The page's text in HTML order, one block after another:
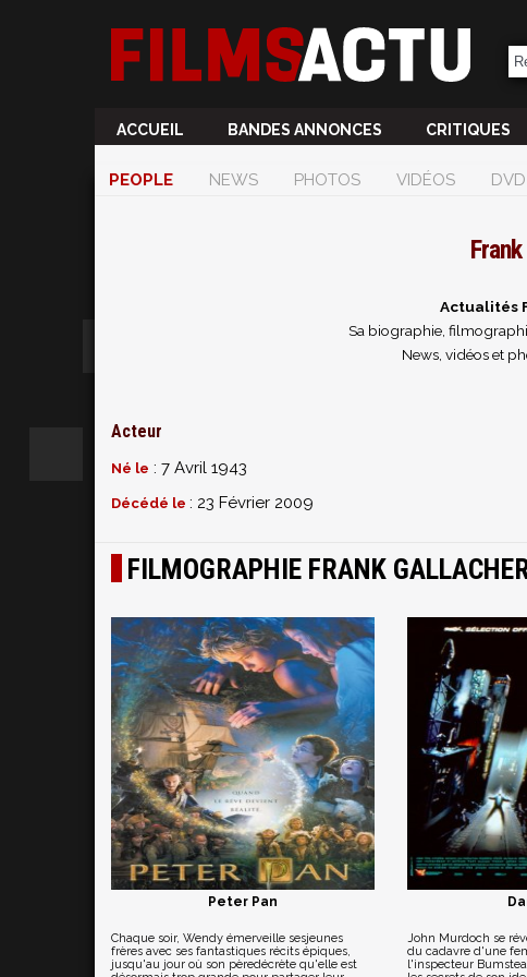
ACCUEIL BANDES ANNONCES CRITIQUES
PEOPLE NEWS PHOTOS VIDÉOS
Actualités
Sa biographie,
News, vidéos et
Acteur
Né le : 7 Avril 1943
Décédé le : 23 Février 2009
FILMOGRAPHIE FRANK
Peter Pan
Chaque soir, Wendy émerveille sesjeunes
frères avec ses fantastiques récits épiques,
jusqu'au jour où son pèredécrète qu'elle est
John Murdoch se
du cadavre d'une
l'inspecteur